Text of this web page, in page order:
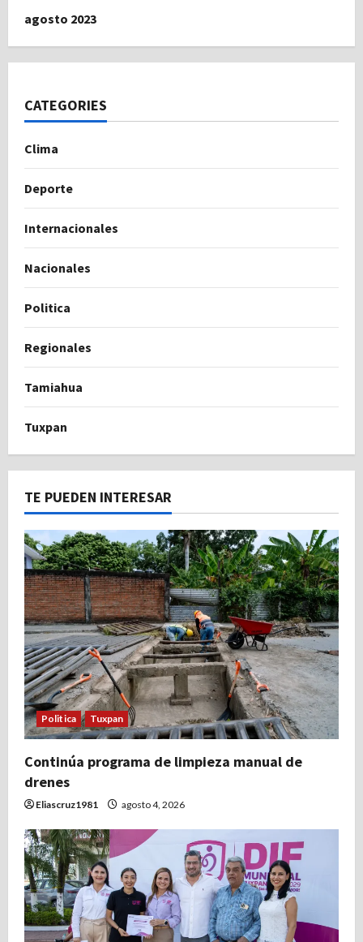
agosto 2023
CATEGORIES
Clima
Deporte
Internacionales
Nacionales
Politica
Regionales
Tamiahua
Tuxpan
TE PUEDEN INTERESAR
Politica Tuxpan
Continúa programa de limpieza manual de
drenes
Eliascruz1981 agosto 4, 2026